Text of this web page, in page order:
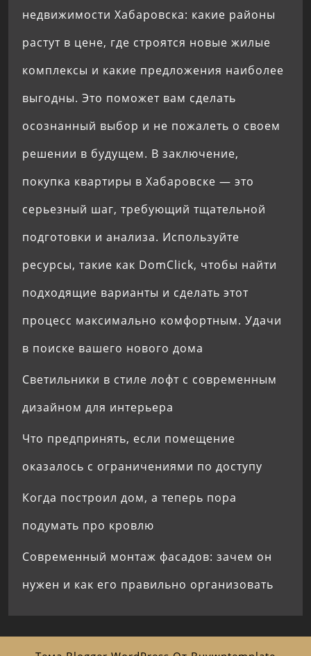
недвижимости Хабаровска: какие районы
растут в цене, где строятся новые жилые
комплексы и какие предложения наиболее
выгодны. Это поможет вам сделать
осознанный выбор и не пожалеть о своем
решении в будущем. В заключение,
покупка квартиры в Хабаровске — это
серьезный шаг, требующий тщательной
подготовки и анализа. Используйте
ресурсы, такие как DomClick, чтобы найти
подходящие варианты и сделать этот
процесс максимально комфортным. Удачи
в поиске вашего нового дома
Светильники в стиле лофт с современным
дизайном для интерьера
Что предпринять, если помещение
оказалось с ограничениями по доступу
Когда построил дом, а теперь пора
подумать про кровлю
Современный монтаж фасадов: зачем он
нужен и как его правильно организовать